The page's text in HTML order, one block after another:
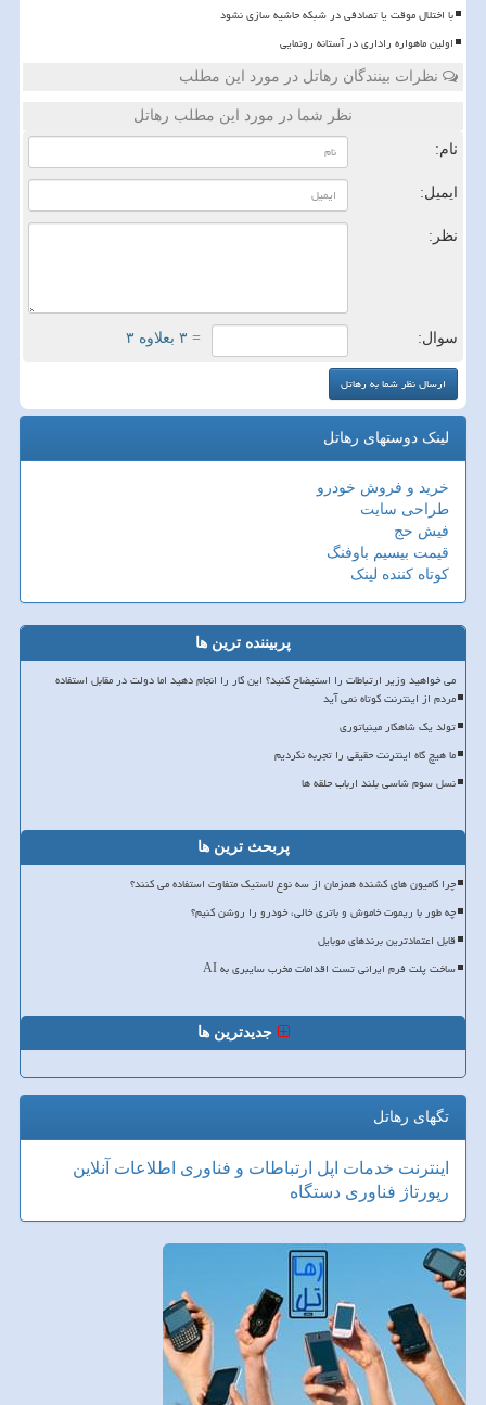
با اختلال موقت یا تصادفی در شبکه حاشیه سازی نشود
اولین ماهواره راداری در آستانه رونمایی
نظرات بینندگان رهاتل در مورد این مطلب
نظر شما در مورد این مطلب رهاتل
نام:
ایمیل:
نظر:
سوال: = ۳ بعلاوه ۳
لینک دوستهای رهاتل
خرید و فروش خودرو
طراحی سایت
فیش حج
قیمت بیسیم باوفنگ
کوتاه کننده لینک
پربیننده ترین ها
می خواهید وزیر ارتباطات را استیضاح کنید؟ این کار را انجام دهید اما دولت در مقابل استفاده
مردم از اینترنت کوتاه نمی آید
تولد یک شاهکار مینیاتوری
ما هیچ گاه اینترنت حقیقی را تجربه نکردیم
نسل سوم شاسی بلند ارباب حلقه ها
پربحث ترین ها
چرا کامیون های کشنده همزمان از سه نوع لاستیک متفاوت استفاده می کنند؟
چه طور با ریموت خاموش و باتری خالی، خودرو را روشن کنیم؟
قابل اعتمادترین برندهای موبایل
ساخت پلت فرم ایرانی تست اقدامات مخرب سایبری به AI
جدیدترین ها
تگهای رهاتل
اینترنت خدمات اپل ارتباطات و فناوری اطلاعات آنلاین
رپورتاژ فناوری دستگاه